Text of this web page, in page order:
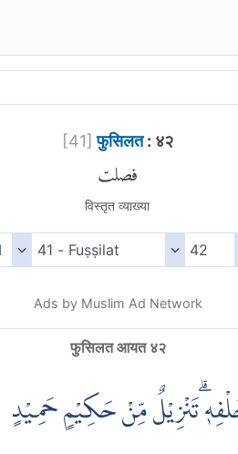
[41] फुसिलत: ४२
فصلت
विस्तृत व्याख्या
Ads by Muslim Ad Network
फुसिलत आयत ४२
ۗتَنْزِيْلٌ مِّنْ حَكِيْمٍ حَمِيْدٍ